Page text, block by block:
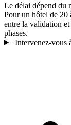
Le délai dépend du
Pour un hôtel de 20
entre la validation
phases.
Intervenez-vous